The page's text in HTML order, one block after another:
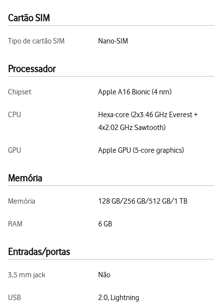
Cartão SIM
Tipo de cartão SIM Nano-SIM
Processador
Chipset Apple A16 Bionic (4 nm)
CPU
Hexa-core (2x3.46 GHz Everest +
4x2.02 GHz Sawtooth)
GPU Apple GPU (5-core graphics)
Memória
Memória 128 GB/256 GB/512 GB/1 TB
RAM 6 GB
Entradas/portas
3,5 mm jack Não
USB 2.0, Lightning